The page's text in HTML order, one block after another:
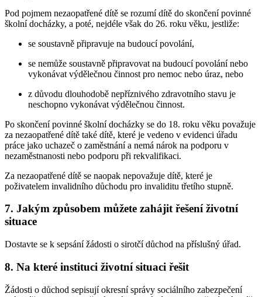
Pod pojmem nezaopatřené dítě se rozumí dítě do skončení povinné
školní docházky, a poté, nejdéle však do 26. roku věku, jestliže:
se soustavně připravuje na budoucí povolání,
se nemůže soustavně připravovat na budoucí povolání nebo
vykonávat výdělečnou činnost pro nemoc nebo úraz, nebo
z důvodu dlouhodobě nepříznivého zdravotního stavu je
neschopno vykonávat výdělečnou činnost.
Po skončení povinné školní docházky se do 18. roku věku považuje
za nezaopatřené dítě také dítě, které je vedeno v evidenci úřadu
práce jako uchazeč o zaměstnání a nemá nárok na podporu v
nezaměstnanosti nebo podporu při rekvalifikaci.
Za nezaopatřené dítě se naopak nepovažuje dítě, které je
poživatelem invalidního důchodu pro invaliditu třetího stupně.
7. Jakým způsobem můžete zahájit řešení životní
situace
Dostavte se k sepsání žádosti o sirotčí důchod na příslušný úřad.
8. Na které instituci životní situaci řešit
Žádosti o důchod sepisují okresní správy sociálního zabezpečení